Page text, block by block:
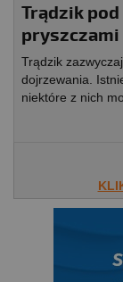
Trądzik
pryszczami
Trądzik
dojrzewania.
niektóre z nich